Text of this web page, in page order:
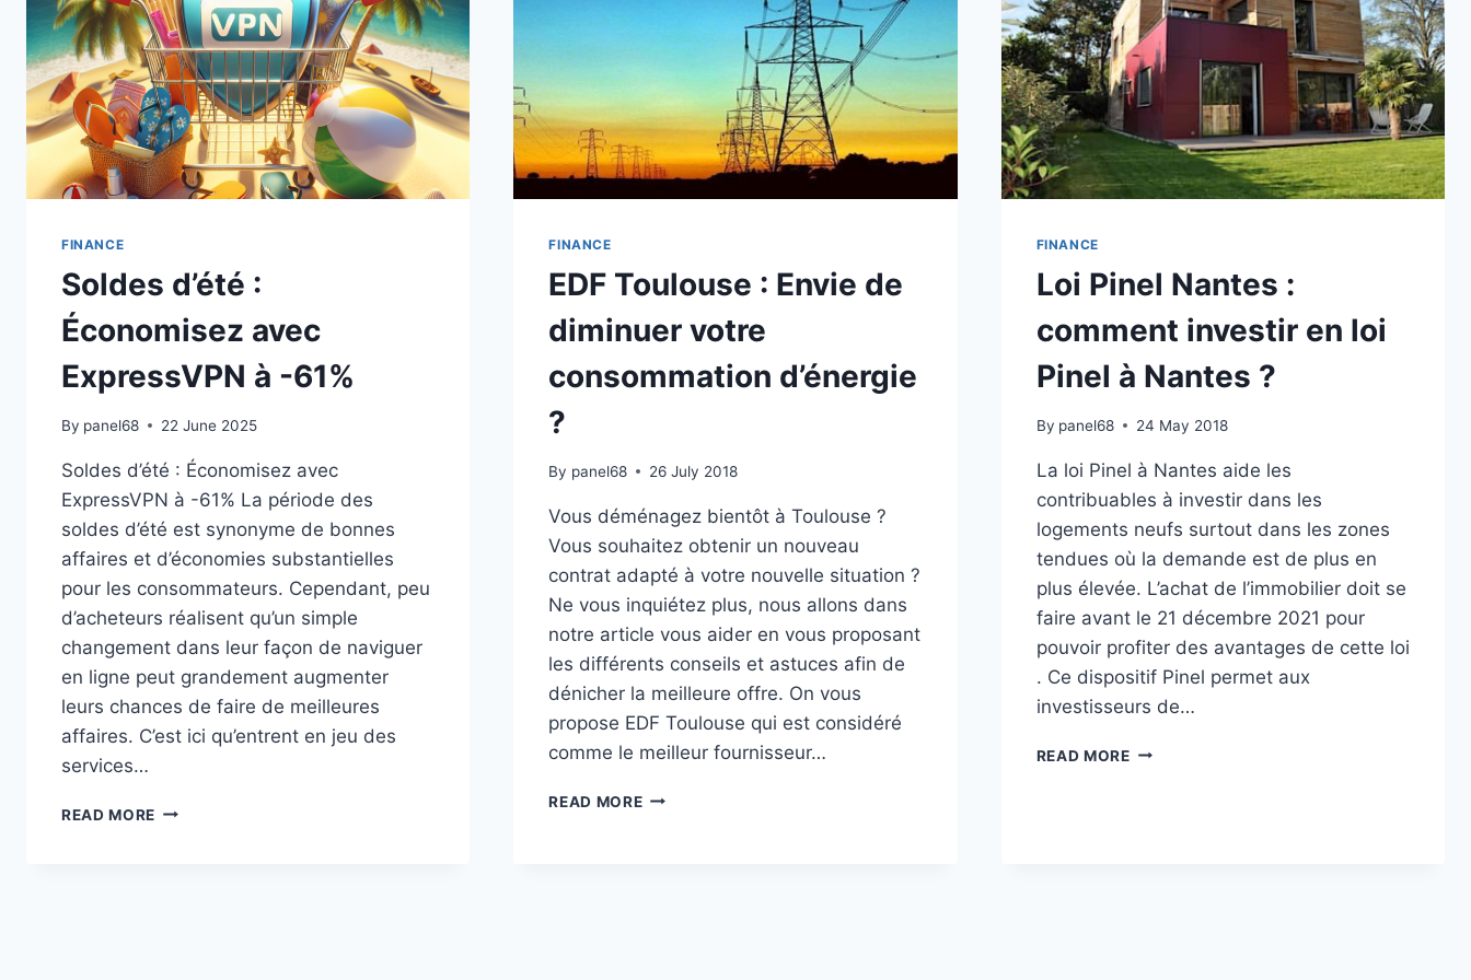
FINANCE
Soldes d’été :
Économisez avec
ExpressVPN à -61%
By panel68 22 June 2025
Soldes d’été : Économisez avec
ExpressVPN à -61% La période des
soldes d’été est synonyme de bonnes
affaires et d’économies substantielles
pour les consommateurs. Cependant, peu
d’acheteurs réalisent qu’un simple
changement dans leur façon de naviguer
en ligne peut grandement augmenter
leurs chances de faire de meilleures
affaires. C’est ici qu’entrent en jeu des
services…
READ MORE SOLDES
FINANCE
EDF Toulouse : Envie de
diminuer votre
consommation d’énergie
?
By panel68 26 July 2018
Vous déménagez bientôt à Toulouse ?
Vous souhaitez obtenir un nouveau
contrat adapté à votre nouvelle situation ?
Ne vous inquiétez plus, nous allons dans
notre article vous aider en vous proposant
les différents conseils et astuces afin de
dénicher la meilleure offre. On vous
propose EDF Toulouse qui est considéré
comme le meilleur fournisseur…
READ MOREEDF
FINANCE
Loi Pinel Nantes :
comment investir en loi
Pinel à Nantes ?
By panel68 24 May 2018
La loi Pinel à Nantes aide les
contribuables à investir dans les
logements neufs surtout dans les zones
tendues où la demande est de plus en
plus élevée. L’achat de l’immobilier doit se
faire avant le 21 décembre 2021 pour
pouvoir profiter des avantages de cette loi
. Ce dispositif Pinel permet aux
investisseurs de…
READ MORELOI